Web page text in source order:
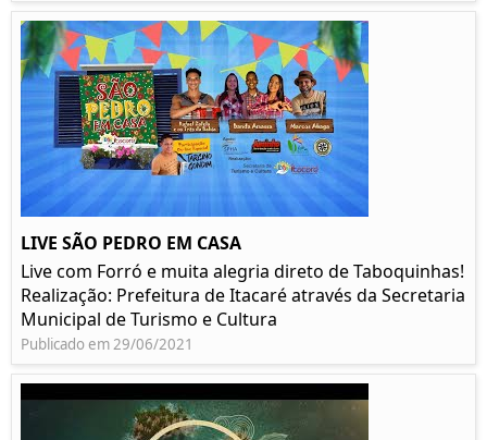
LIVE SÃO PEDRO EM CASA
Live com Forró e muita alegria direto de Taboquinhas!
Realização: Prefeitura de Itacaré através da Secretaria
Municipal de Turismo e Cultura
Publicado em 29/06/2021